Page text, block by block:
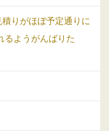
りがほぼ予定通りに
るようがんばりた